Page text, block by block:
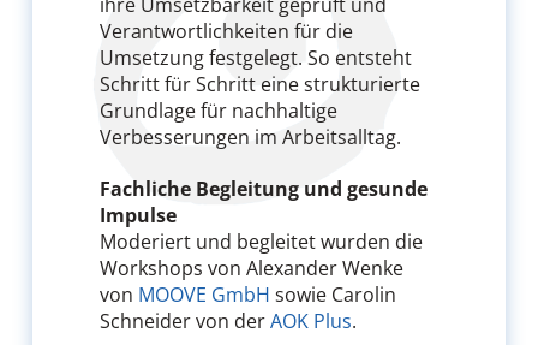
Verantwortlichkeiten für die
Umsetzung festgelegt. So entsteht
Schritt für Schritt eine strukturierte
Grundlage für nachhaltige
Verbesserungen im Arbeitsalltag.
Fachliche Begleitung und gesunde
Impulse
Moderiert und begleitet wurden die
Workshops von Alexander Wenke
von MOOVE GmbH sowie Carolin
Schneider von derAOK Plus.